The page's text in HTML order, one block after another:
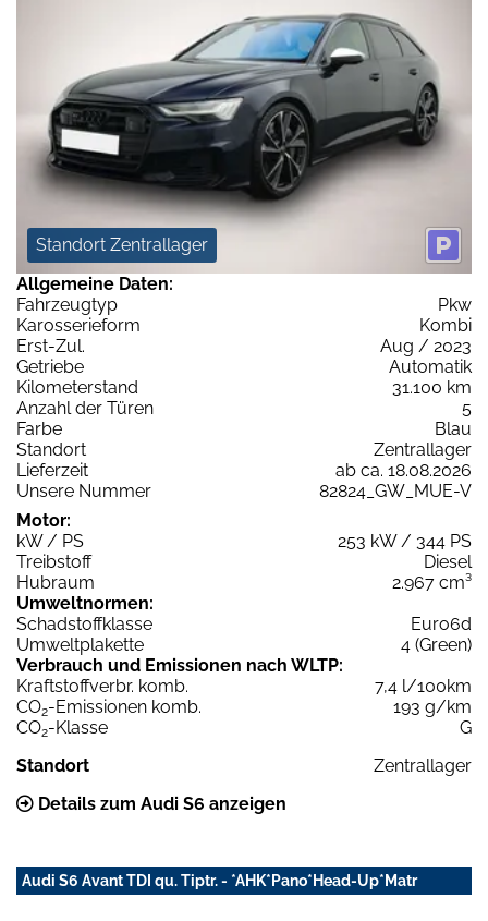
Standort Zentrallager
Allgemeine Daten:
Fahrzeugtyp
Pkw
Karosserieform
Kombi
Erst-Zul.
Aug / 2023
Getriebe
Automatik
Kilometerstand
31.100 km
Anzahl der Türen
5
Farbe
Blau
Standort
Zentrallager
Lieferzeit
ab ca. 18.08.2026
Unsere Nummer
82824_GW_MUE-V
Motor:
kW / PS
253 kW / 344 PS
Treibstoff
Diesel
Hubraum
2.967 cm³
Umweltnormen:
Schadstoffklasse
Euro6d
Umweltplakette
4 (Green)
Verbrauch und Emissionen nach WLTP:
Kraftstoffverbr. komb.
7,4 l/100km
CO2-Emissionen komb.
193 g/km
CO2-Klasse
G
Standort
Zentrallager
Details zum Audi S6 anzeigen
Audi S6 Avant TDI qu. Tiptr. - *AHK*Pano*Head-Up*Matr